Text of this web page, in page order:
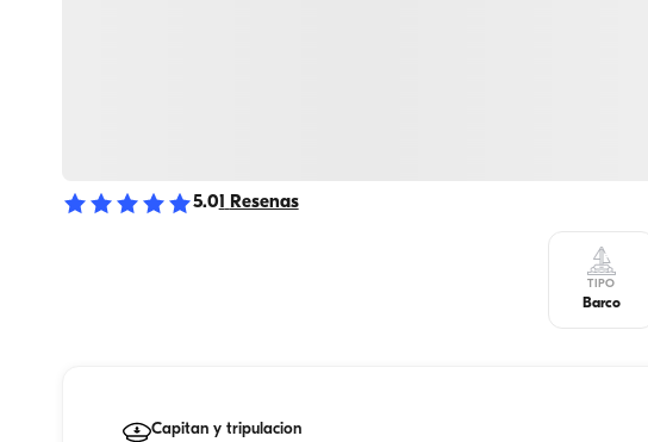
5.01 Resenas
TIPO
Barco
Capitan y tripulacion